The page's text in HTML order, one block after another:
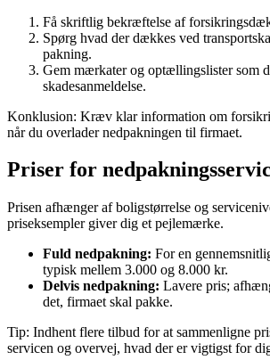
Få skriftlig bekræftelse af
Spørg hvad der dækkes ved
pakning.
Gem mærkater og optællingslister som
skadesanmeldelse.
Konklusion: Kræv klar information om
når du overlader nedpakningen til firmaet.
Priser for
Prisen afhænger af boligstørrelse og
priseksempler giver dig et pejlemærke.
Fuld nedpakning: For en
typisk mellem 3.000 og 8.000 kr.
Delvis nedpakning: Lavere pris;
det, firmaet skal pakke.
Tip: Indhent flere tilbud for at sammenligne
servicen og overvej, hvad der er vigtigst for